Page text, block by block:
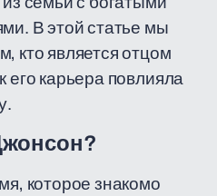
В этой статье мы
кто является отцом
карьера повлияла
которое знакомо